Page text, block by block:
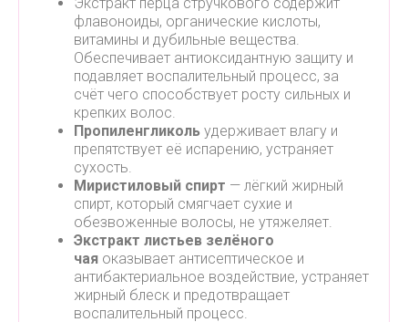
флавоноиды, органические кислоты,
витамины и дубильные вещества.
Обеспечивает антиоксидантную защиту и
подавляет воспалительный процесс, за
счёт чего способствует росту сильных и
крепких волос.
Пропиленгликоль удерживает влагу и
препятствует её испарению, устраняет
сухость.
Миристиловый спирт — лёгкий жирный
спирт, который смягчает сухие и
обезвоженные волосы, не утяжеляет.
Экстракт листьев зелёного
чая оказывает антисептическое и
антибактериальное воздействие, устраняет
жирный блеск и предотвращает
воспалительный процесс.